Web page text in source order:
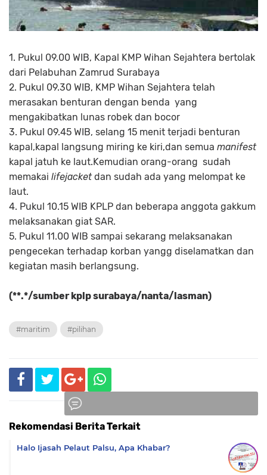
1. Pukul 09.00 WIB, Kapal KMP Wihan Sejahtera bertolak
dari Pelabuhan Zamrud Surabaya
2. Pukul 09.30 WIB, KMP Wihan Sejahtera telah
merasakan benturan dengan benda yang
mengakibatkan lunas robek dan bocor
3. Pukul 09.45 WIB, selang 15 menit terjadi benturan
kapal,kapal langsung miring ke kiri,dan semua manifest
kapal jatuh ke laut.Kemudian orang-orang sudah
memakai lifejacketdan sudah ada yang melompat ke
laut.
4. Pukul 10.15 WIB KPLP dan beberapa anggota gakkum
melaksanakan giat SAR.
5. Pukul 11.00 WIB sampai sekarang melaksanakan
pengecekan terhadap korban yangg diselamatkan dan
kegiatan masih berlangsung.
(**.*/sumber kplp surabaya/nanta/lasman)
#maritim #pilihan
Rekomendasi Berita Terkait
Halo Ijasah Pelaut Palsu, Apa Khabar?